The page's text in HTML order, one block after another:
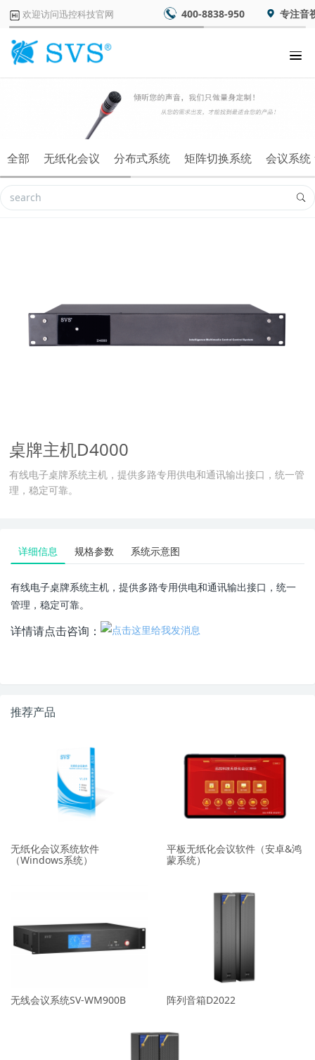
欢迎访问迅控科技官网 400-8838-950 专注音
全部 无纸化会议 分布式系统 矩阵切换系统 会议系统
桌牌主机D4000
有线电子桌牌系统主机，提供多路专用供电和通讯输出接口，统一管
理，稳定可靠。
详细信息 规格参数 系统示意图
有线电子桌牌系统主机，提供多路专用供电和通讯输出接口，统一
管理，稳定可靠。
详情请点击咨询：
推荐产品
无纸化会议系统软件
（Windows系统）
平板无纸化会议软件（安卓&鸿
蒙系统）
无线会议系统SV-WM900B 阵列音箱D2022